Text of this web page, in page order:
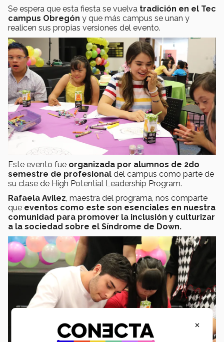
Se espera que esta fiesta se vuelva tradición en el Tec
campus Obregón y que más campus se unan y
realicen sus propias versiones del evento.
Este evento fue organizada por alumnos de 2do
semestre de profesional del campus como parte de
su clase de High Potential Leadership Program.
Rafaela Avilez, maestra del programa, nos comparte
que eventos como este son esenciales en nuestra
comunidad para promover la inclusión y culturizar
a la sociedad sobre el Síndrome de Down.
×